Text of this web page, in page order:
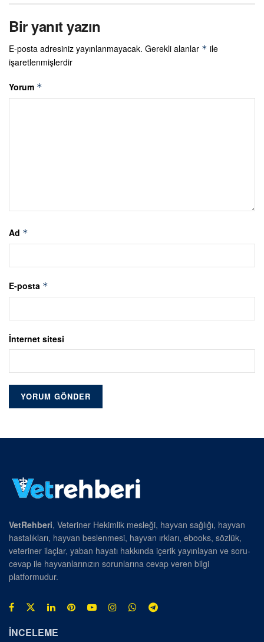
Bir yanıt yazın
E-posta adresiniz yayınlanmayacak. Gerekli alanlar * ile
işaretlenmişlerdir
Yorum *
Ad *
E-posta *
İnternet sitesi
VetRehberi, Veteriner Hekimlik mesleği, hayvan sağlığı, hayvan
hastalıkları, hayvan beslenmesi, hayvan ırkları, ebooks, sözlük,
veteriner ilaçlar, yaban hayatı hakkında içerik yayınlayan ve soru-
cevap ile hayvanlarınızın sorunlarına cevap veren bilgi
platformudur.
İNCELEME